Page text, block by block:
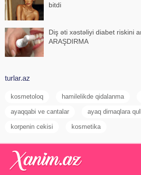
bitdi
Diş əti xəstəliyi diabet riskini
ARAŞDIRMA
turlar.az
kosmetoloq hamilelikde qidalanma
ayaqqabi ve cantalar ayaq dirnaqlara
korpenin cekisi kosmetika